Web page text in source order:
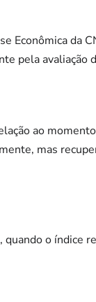
Econômica da
pela
ao
mas
quando o índice